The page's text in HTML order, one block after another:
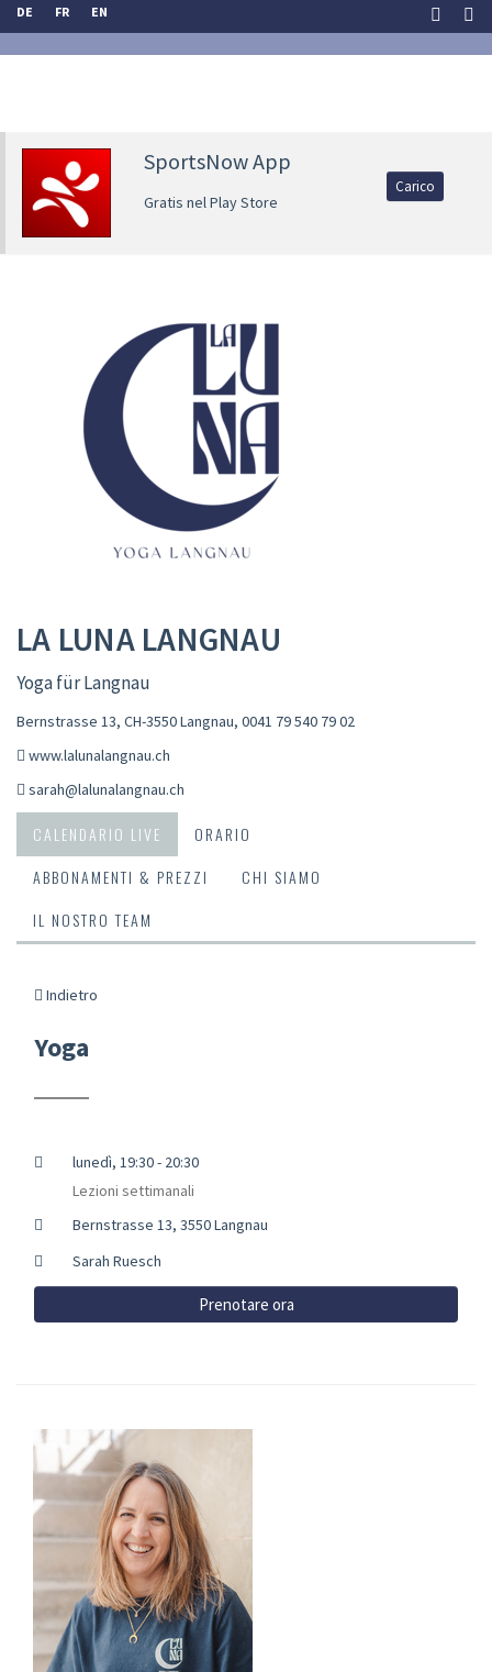
DE FR EN
SportsNow App
Gratis nel Play Store
Carico
LA LUNA LANGNAU
Yoga für Langnau
Bernstrasse 13, CH-3550 Langnau, 0041 79 540 79 02
www.lalunalangnau.ch
sarah@lalunalangnau.ch
CALENDARIO LIVE
ORARIO
ABBONAMENTI & PREZZI
CHI SIAMO
IL NOSTRO TEAM
Indietro
Yoga
lunedì, 19:30 - 20:30
Lezioni settimanali
Bernstrasse 13, 3550 Langnau
Sarah Ruesch
Prenotare ora